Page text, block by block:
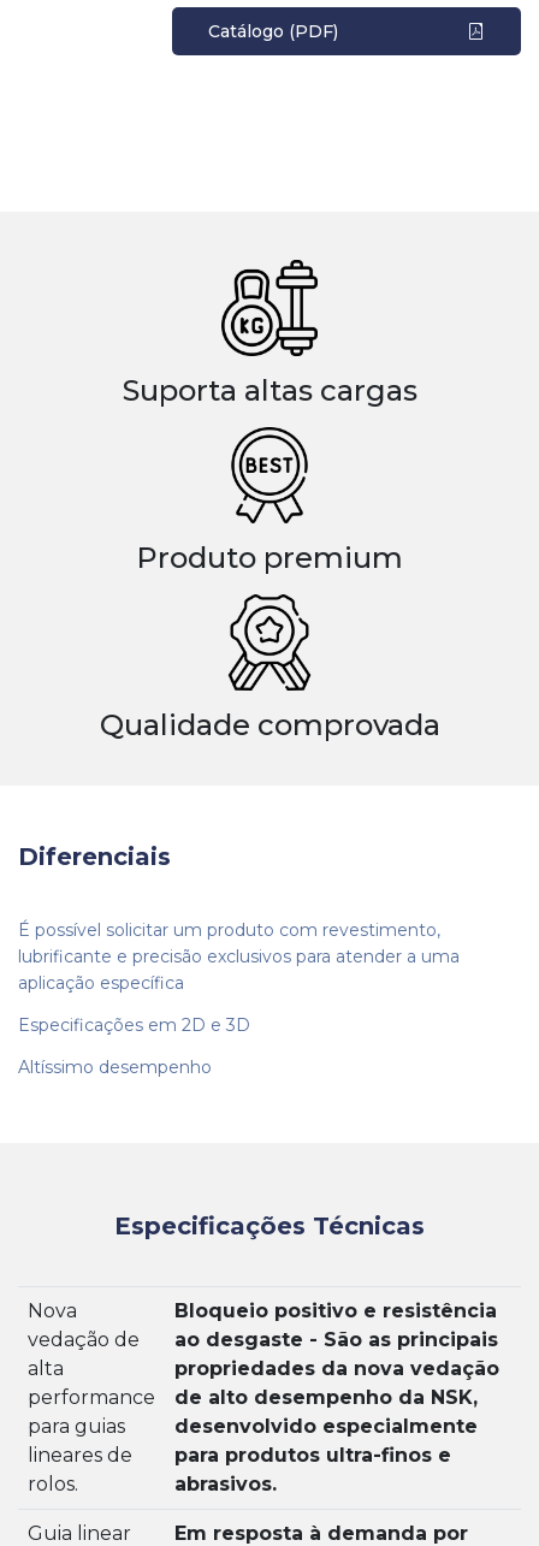
Catálogo (PDF)
Suporta altas cargas
Produto premium
Qualidade comprovada
Diferenciais
É possível solicitar um produto com revestimento,
lubrificante e precisão exclusivos para atender a uma
aplicação específica
Especificações em 2D e 3D
Altíssimo desempenho
Especificações Técnicas
Nova
vedação de
alta
performance
para guias
lineares de
rolos.
Bloqueio positivo e resistência
ao desgaste - São as principais
propriedades da nova vedação
de alto desempenho da NSK,
desenvolvido especialmente
para produtos ultra-finos e
abrasivos.
Guia linear
Em resposta à demanda por